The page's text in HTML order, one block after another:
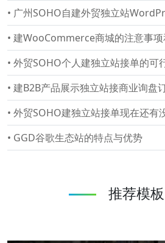
• 广州SOHO自建外贸独立站
• 建WooCommerce商城的注意事
• 外贸SOHO个人建独立站接单的可
• 建B2B产品展示独立站接商业询盘
• 外贸SOHO建独立站接单现在还有
• GGD谷歌生态站的特点与优势
推荐模板